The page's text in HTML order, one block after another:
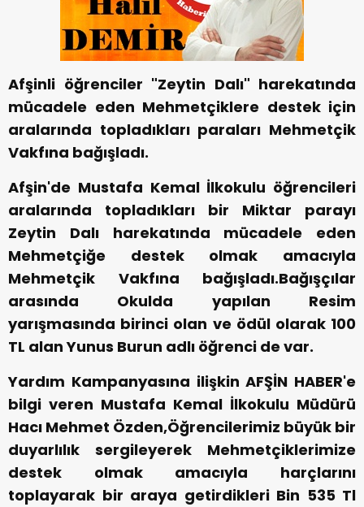
Afşinli öğrenciler "Zeytin Dalı" harekatında
mücadele eden Mehmetçiklere destek için
aralarında topladıkları paraları Mehmetçik
Vakfına bağışladı.
Afşin'de Mustafa Kemal İlkokulu öğrencileri
aralarında topladıkları bir Miktar parayı
Zeytin Dalı harekatında mücadele eden
Mehmetçiğe destek olmak amacıyla
Mehmetçik Vakfına bağışladı.Bağışçılar
arasında Okulda yapılan Resim
yarışmasında birinci olan ve ödül olarak 100
TL alan Yunus Burun adlı öğrenci de var.
Yardım Kampanyasına ilişkin AFŞİN HABER'e
bilgi veren Mustafa Kemal İlkokulu Müdürü
Hacı Mehmet Özden,Öğrencilerimiz büyük bir
duyarlılık sergileyerek Mehmetçiklerimize
destek olmak amacıyla harçlarını
toplayarak bir araya getirdikleri Bin 535 Tl